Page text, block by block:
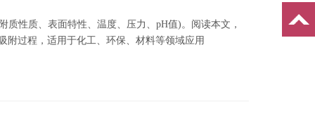
性质、表面特性、温度、压力、pH值)。阅读本文，
附过程，适用于化工、环保、材料等领域应用